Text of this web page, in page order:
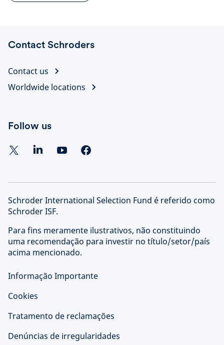
Contact Schroders
Contact us
Worldwide locations
Follow us
Schroder International Selection Fund é referido como
Schroder ISF.
Para fins meramente ilustrativos, não constituindo
uma recomendação para investir no título/setor/país
acima mencionado.
Informação Importante
Cookies
Tratamento de reclamações
Denúncias de irregularidades